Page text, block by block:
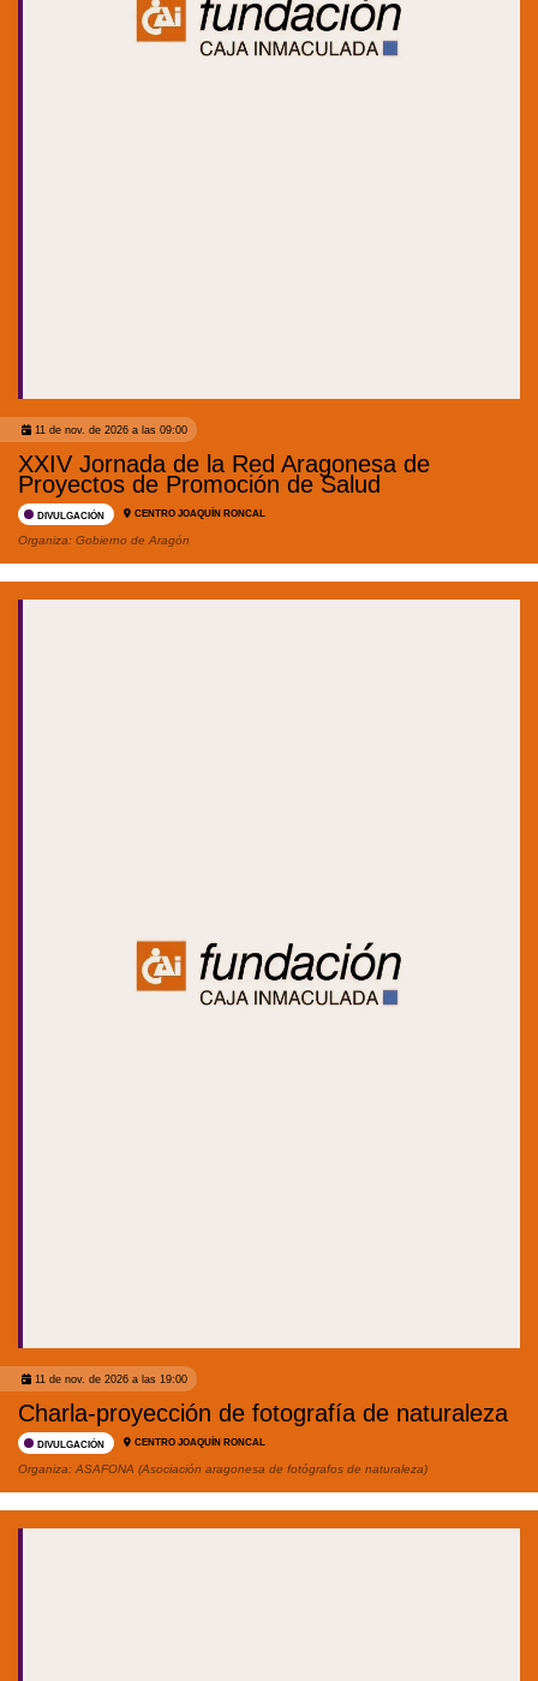
11 de nov. de 2026 a las 09:00
XXIV Jornada de la Red Aragonesa de
Proyectos de Promoción de Salud
DIVULGACIÓN CENTRO JOAQUÍN RONCAL
Organiza: Gobierno de Aragón
11 de nov. de 2026 a las 19:00
Charla-proyección de fotografía de naturaleza
DIVULGACIÓN CENTRO JOAQUÍN RONCAL
Organiza: ASAFONA (Asociación aragonesa de fotógrafos de naturaleza)